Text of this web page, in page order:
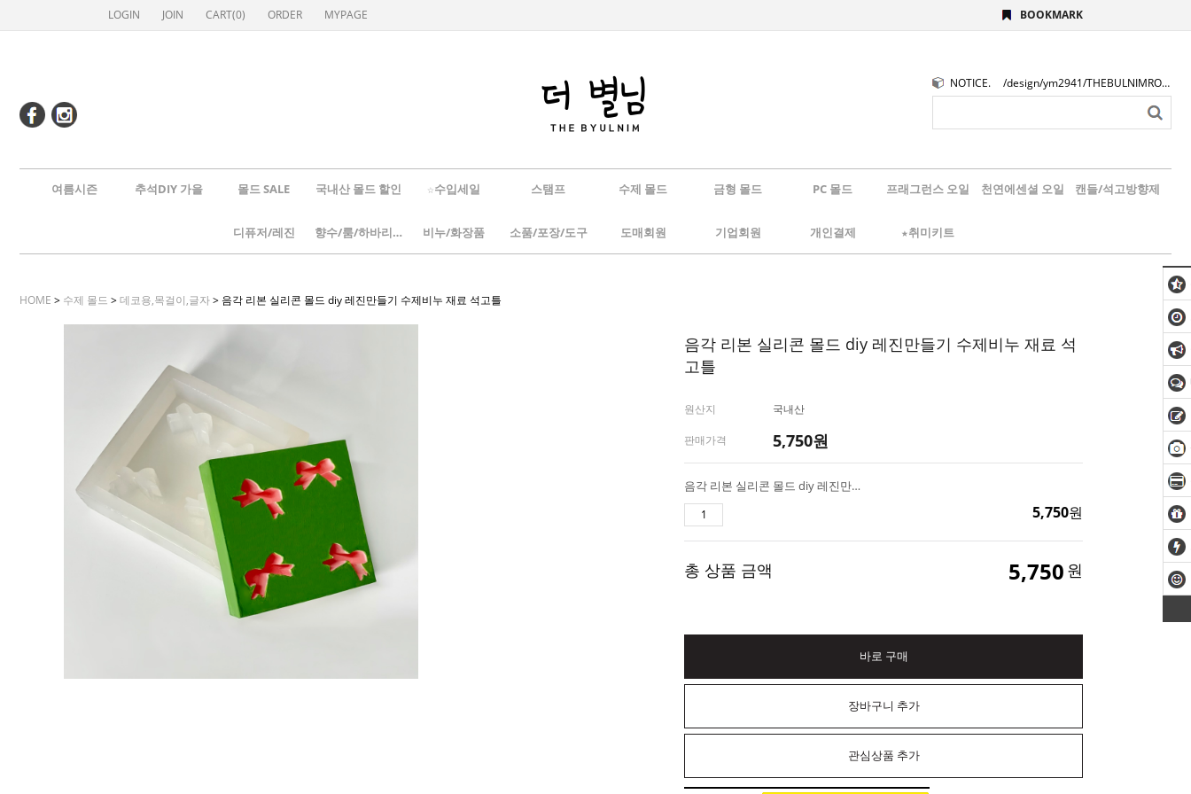
LOGIN JOIN CART(0) ORDER MYPAGE BOOKMARK
NOTICE. /design/ym2941/THEBULNIMROGO.png
여름시즌 추석DIY 가을 몰드 SALE 국내산 몰드 할인 ☆수입세일 스탬프 수제 몰드 금형 몰드 PC 몰드 프래그런스 오일 천연에센셜 오일 캔들/석고방향제
디퓨저/레진 향수/룸/하바리움 비누/화장품 소품/포장/도구 도매회원 기업회원 개인결제 ★취미키트
HOME > 수제 몰드 >데코용,목걸이,글자> 음각 리본 실리콘 몰드 diy 레진만들기 수제비누 재료 석고틀
음각 리본 실리콘 몰드 diy 레진만들기 수제비누 재료 석
고틀
원산지 국내산
판매가격 5,750원
음각 리본 실리콘 몰드 diy 레진만들기 수제비누 재료 석고틀
5,750원
총 상품 금액 5,750 원
바로 구매
장바구니 추가
관심상품 추가